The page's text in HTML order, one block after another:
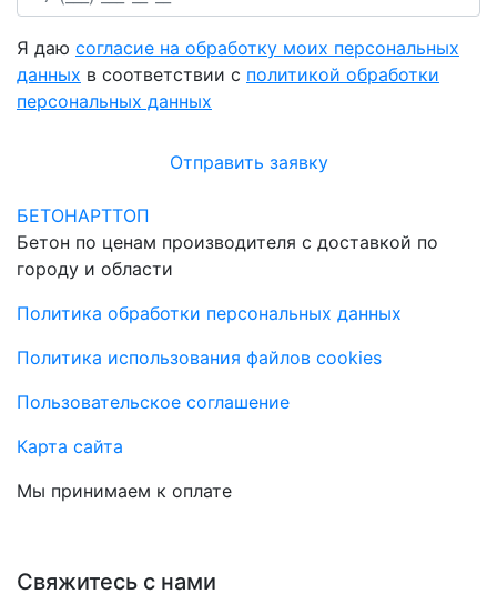
Я даю согласие на обработку моих персональных
данных в соответствии с политикой обработки
персональных данных
Отправить заявку
БЕТОНАРТТОП
Бетон по ценам производителя с доставкой по
городу и области
Политика обработки персональных данных
Политика использования файлов cookies
Пользовательское соглашение
Карта сайта
Мы принимаем к оплате
Свяжитесь с нами